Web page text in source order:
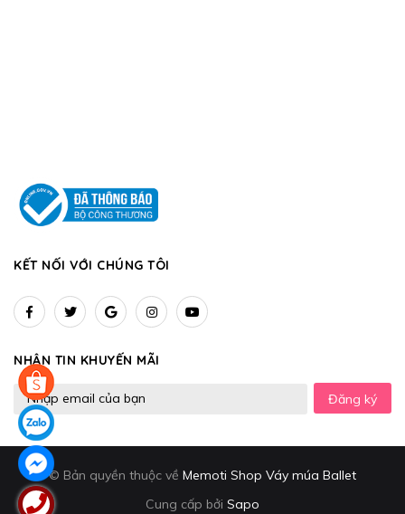
KẾT NỐI VỚI CHÚNG TÔI
NHẬN TIN KHUYẾN MÃI
Đăng ký
© Bản quyền thuộc về Memoti Shop Váy múa Ballet
Cung cấp bởi Sapo